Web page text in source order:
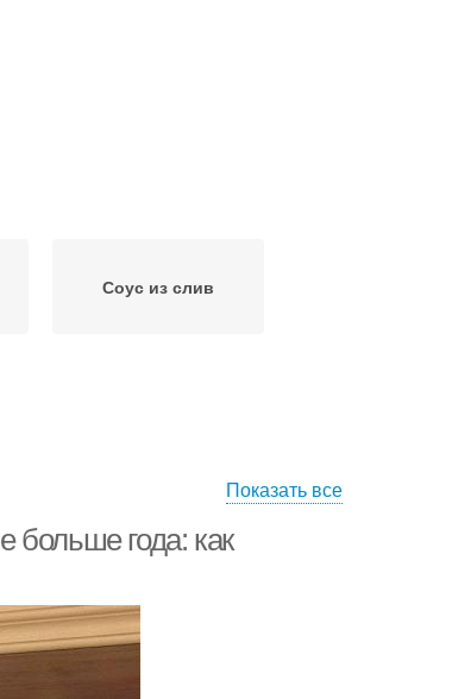
Соус из слив
Показать все
больше года: как